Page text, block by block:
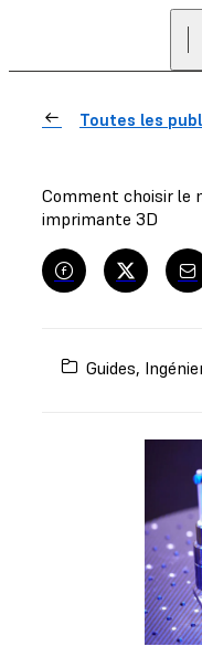
Toutes les
Comment choisir le
imprimante 3D
Guides,